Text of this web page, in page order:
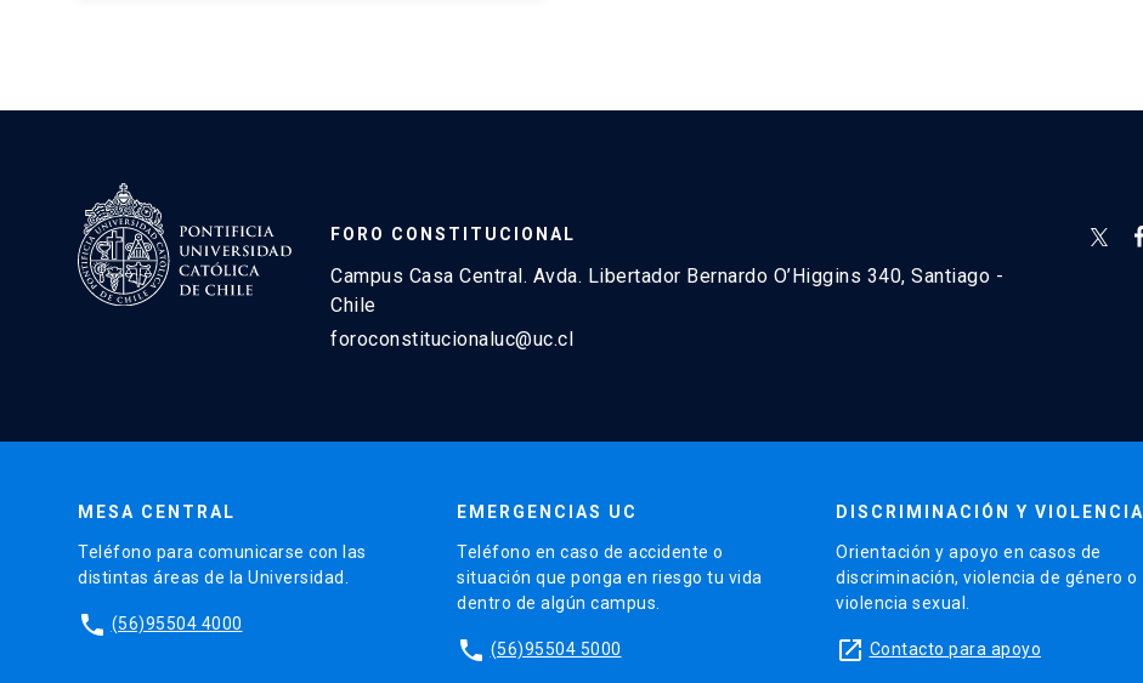
FORO CONSTITUCIONAL
Campus Casa Central. Avda. Libertador Bernardo O’Higgins 340, Santiago -
Chile
foroconstitucionaluc@uc.cl
MESA CENTRAL
Teléfono para comunicarse con las
distintas áreas de la Universidad.
phone (56)95504 4000
EMERGENCIAS UC
Teléfono en caso de accidente o
situación que ponga en riesgo tu vida
dentro de algún campus.
phone (56)95504 5000
DISCRIMINACIÓN Y VIOLENCIA
Orientación y apoyo en casos de
discriminación, violencia de género o
violencia sexual.
launch Contacto para apoyo